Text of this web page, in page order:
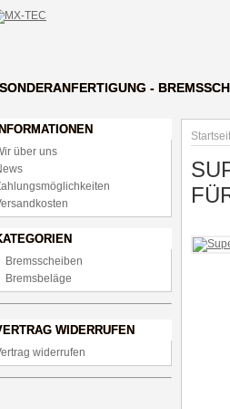
SONDERANFERTIGUNG -
INFORMATIONEN
über uns
Bremsscheiben
Bremsbeläge
WIDERRUFEN
widerrufen